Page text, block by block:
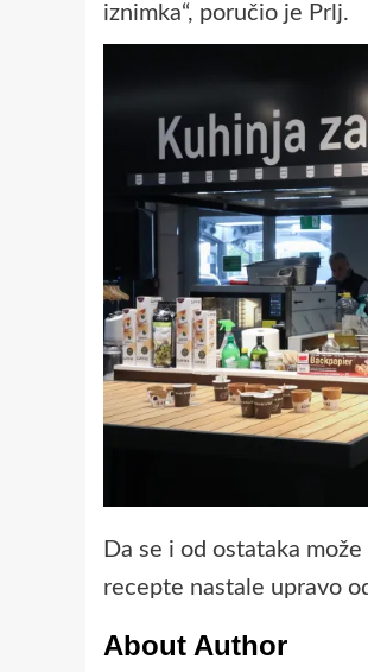
iznimka“, poručio je Prlj.
Da se i od ostataka
recepte nastale upravo
About Author